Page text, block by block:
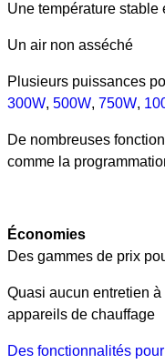
Une température stable
Un air non asséché
Plusieurs puissances
300W, 500W, 750W,
De nombreuses
comme la
Économies
Des gammes de prix
Quasi aucun entretien
appareils de chauffage
Des fonctionnalités